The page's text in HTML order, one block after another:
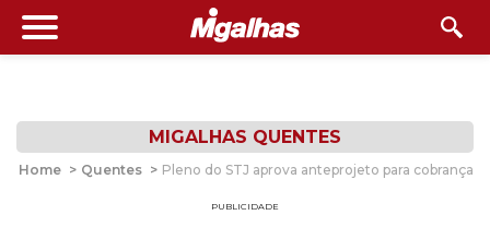
MIGALHAS QUENTES
Home > Quentes > Pleno do STJ aprova anteprojeto para cobrança
PUBLICIDADE